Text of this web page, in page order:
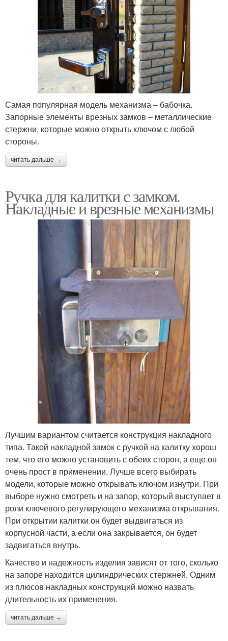
Самая популярная модель механизма ‒ бабочка.
Запорные элементы врезных замков ‒ металлические
стержни, которые можно открыть ключом с любой
стороны.
читать дальше →
Ручка для калитки с замком.
Накладные и врезные механизмы
Лучшим вариантом считается конструкция накладного
типа. Такой накладной замок с ручкой на калитку хорош
тем, что его можно установить с обеих сторон, а еще он
очень прост в применении. Лучше всего выбирать
модели, которые можно открывать ключом изнутри. При
выборе нужно смотреть и на запор, который выступает в
роли ключевого регулирующего механизма открывания.
При открытии калитки он будет выдвигаться из
корпусной части, а если она закрывается, он будет
задвигаться внутрь.
Качество и надежность изделия зависят от того, сколько
на запоре находится цилиндрических стержней. Одним
из плюсов накладных конструкций можно назвать
длительность их применения.
читать дальше →